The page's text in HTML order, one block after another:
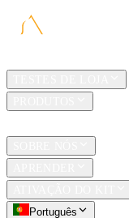
Português